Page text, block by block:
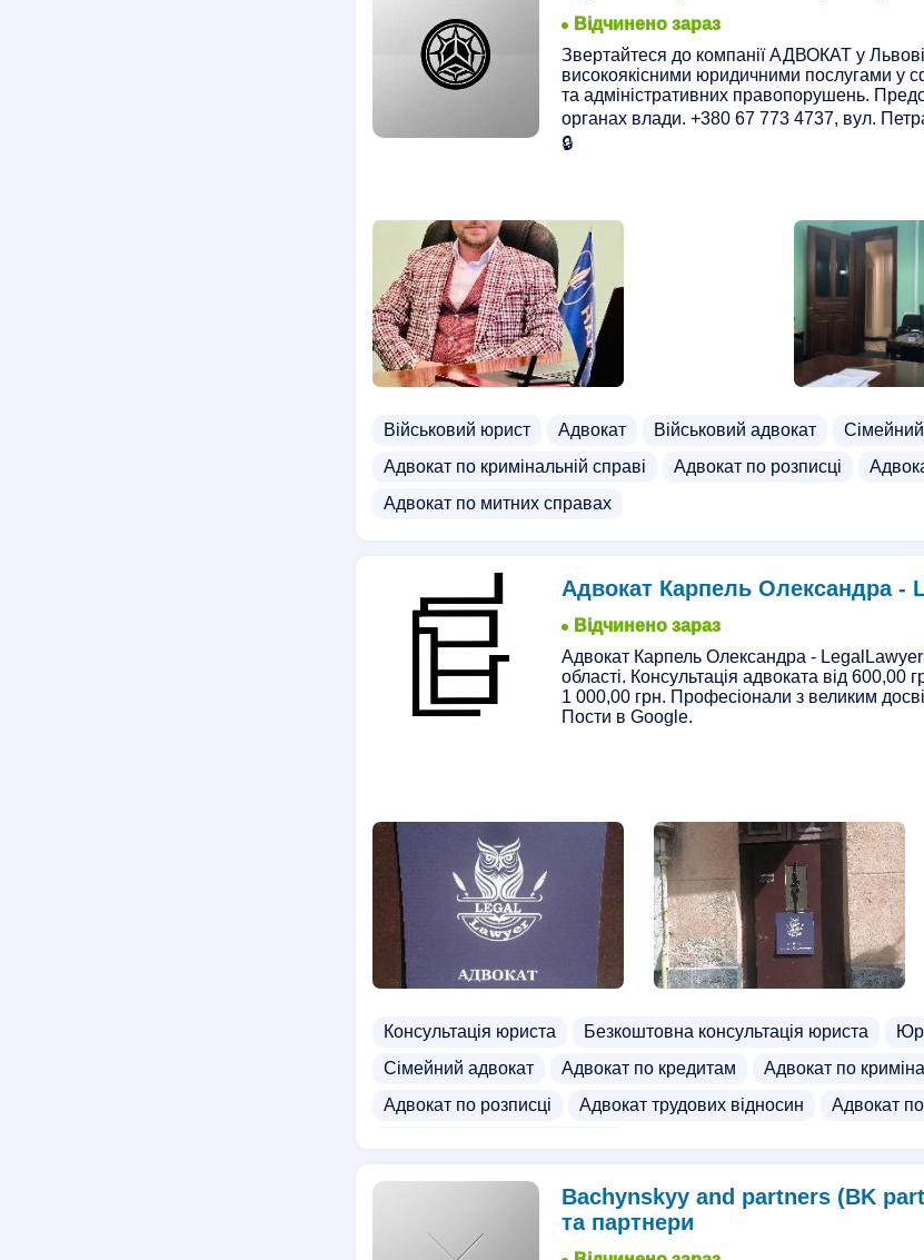
Відчинено зараз
Звертайтеся до компанії АДВОКАТ у
високоякісними юридичними послугами у
та адміністративних правопорушень.
органах влади. +380 67 773 4737, вул.
🔒
Військовий юрист Адвокат Військовий адвокат
Адвокат по кримінальній справі
Адвокат по розписці
Адвокат по митних справах
Адвокат Карпель Олександра -
Відчинено зараз
Адвокат Карпель Олександра - LegalLawyer
області. Консультація адвоката від 600,00
1 000,00 грн. Професіонали з великим
Пости в Google.
Консультація юриста Безкоштовна консультація юриста
Сімейний адвокат
Адвокат по кредитам Адвокат по
Адвокат по розписці
Адвокат трудових відносин Адвокат
Bachynskyy and partners (BK
та партнери